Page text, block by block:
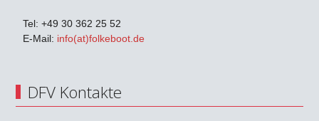
Tel: +49 30 362 25 52
E-Mail: info(at)folkeboot.de
DFV Kontakte